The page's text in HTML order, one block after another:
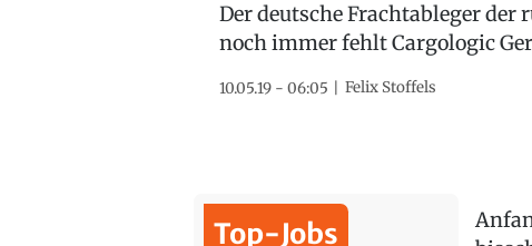
Der deutsche Frachtableger
noch immer fehlt Cargologic
10.05.19 - 06:05 Felix Stoffels
Top-Jobs